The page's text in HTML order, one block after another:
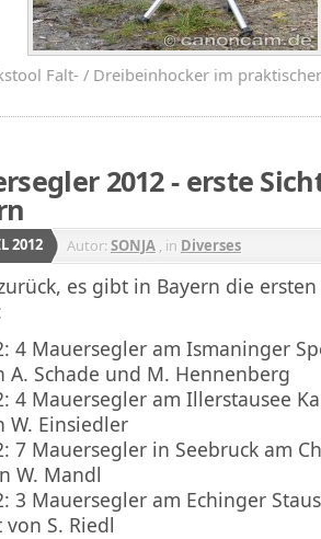
Falt- / Dreibeinhocker im
2012 - erste
2012 Autor:SONJA , in Diverses
es gibt in Bayern die
4 Mauersegler am Ismaninger
A. Schade und M. Hennenberg
4 Mauersegler am Illerstausee
W. Einsiedler
7 Mauersegler in Seebruck am
W. Mandl
3 Mauersegler am Echinger
S. Riedl